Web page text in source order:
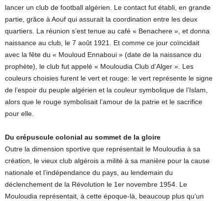
lancer un club de football algérien. Le contact fut établi, en grande
partie, grâce à Aouf qui assurait la coordination entre les deux
quartiers. La réunion s’est tenue au café « Benachere », et donna
naissance au club, le 7 août 1921. Et comme ce jour coïncidait
avec la fête du « Mouloud Ennaboui » (date de la naissance du
prophète), le club fut appelé « Mouloudia Club d’Alger ». Les
couleurs choisies furent le vert et rouge: le vert représente le signe
de l’espoir du peuple algérien et la couleur symbolique de l’Islam,
alors que le rouge symbolisait l’amour de la patrie et le sacrifice
pour elle.
Du crépuscule colonial au sommet de la gloire
Outre la dimension sportive que représentait le Mouloudia à sa
création, le vieux club algérois a milité à sa manière pour la cause
nationale et l’indépendance du pays, au lendemain du
déclenchement de la Révolution le 1er novembre 1954. Le
Mouloudia représentait, à cette époque-là, beaucoup plus qu’un